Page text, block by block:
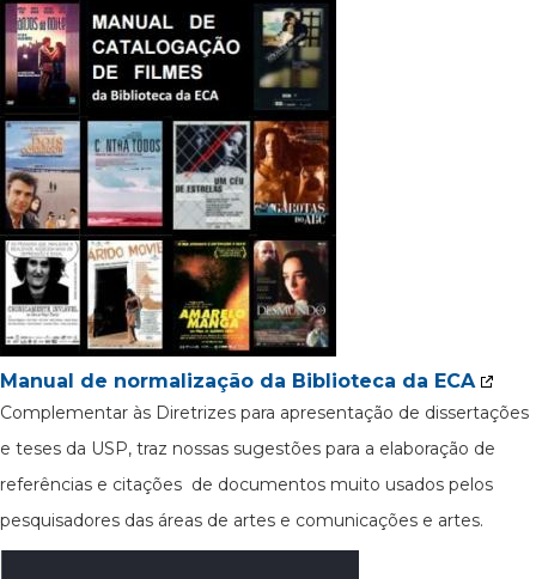
Manual de normalização da Biblioteca da ECA
Complementar às Diretrizes para apresentação de dissertações
e teses da USP, traz nossas sugestões para a elaboração de
referências e citações de documentos muito usados pelos
pesquisadores das áreas de artes e comunicações e artes.